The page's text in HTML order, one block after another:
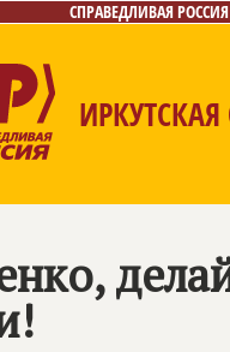
СПРАВЕДЛИВАЯ РОССИЯ